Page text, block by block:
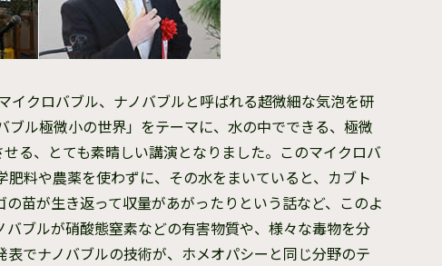
クロバブル、ナノバブルと呼ばれる超微細な気泡を研
ル極微小の世界」をテーマに、水の中でできる、極微
る、とても素晴しい講演となりました。このマイクロバ
料や農薬を使わずに、その水をまいていると、カブト
苗が生き返って収量があがったりという話など、このよ
ブルが硝酸態窒素などの有害物質や、様々な毒物を分
でナノバブルの技術が、ホメオパシーと同じ分野のテ